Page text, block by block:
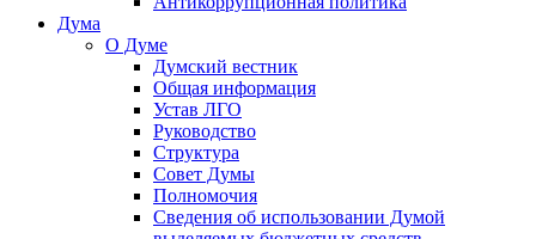
Дума
О Думе
Думский вестник
Общая информация
Устав ЛГО
Руководство
Структура
Совет Думы
Полномочия
Сведения об использовании Думой